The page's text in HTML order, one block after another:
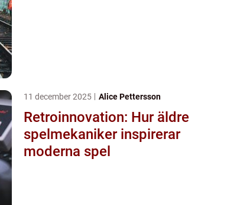
11 december 2025 Alice Pettersson
Retroinnovation: Hur äldre
spelmekaniker inspirerar
moderna spel